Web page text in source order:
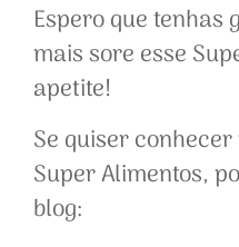
Espero que
mais sore esse
apetite!
Se quiser
Super Alimentos,
blog: